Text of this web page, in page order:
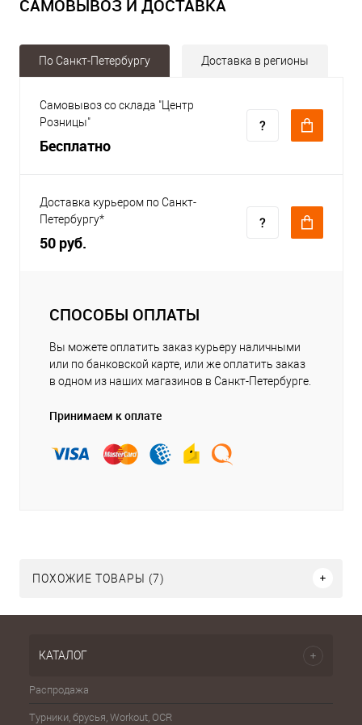
САМОВЫВОЗ И ДОСТАВКА
По Санкт-Петербургу Доставка в регионы
Самовывоз со склада "Центр
Розницы"
Бесплатно
Доставка курьером по Санкт-
Петербургу*
50 руб.
СПОСОБЫ ОПЛАТЫ
Вы можете оплатить заказ курьеру наличными
или по банковской карте, или же оплатить заказ
в одном из наших магазинов в Санкт-Петербурге.
Принимаем к оплате
ПОХОЖИЕ ТОВАРЫ (7)
КАТАЛОГ
Распродажа
Турники, брусья, Workout, OCR